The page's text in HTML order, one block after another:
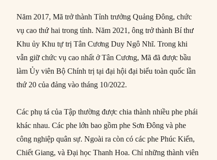
Năm 2017, Mã trở thành Tỉnh trưởng Quảng Đông, chức
vụ cao thứ hai trong tỉnh. Năm 2021, ông trở thành Bí thư
Khu ủy Khu tự trị Tân Cương Duy Ngô Nhĩ. Trong khi
vẫn giữ chức vụ cao nhất ở Tân Cương, Mã đã được bầu
làm Ủy viên Bộ Chính trị tại đại hội đại biểu toàn quốc lần
thứ 20 của đảng vào tháng 10/2022.
Các phụ tá của Tập thường được chia thành nhiều phe phái
khác nhau. Các phe lớn bao gồm phe Sơn Đông và phe
công nghiệp quân sự. Ngoài ra còn có các phe Phúc Kiến,
Chiết Giang, và Đại học Thanh Hoa. Chỉ những thành viên